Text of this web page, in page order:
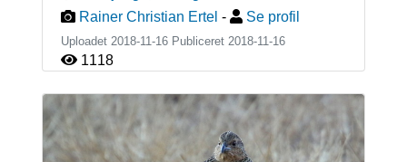
Rainer Christian Ertel - Se profil
Uploadet 2018-11-16 Publiceret 2018-11-16
1118